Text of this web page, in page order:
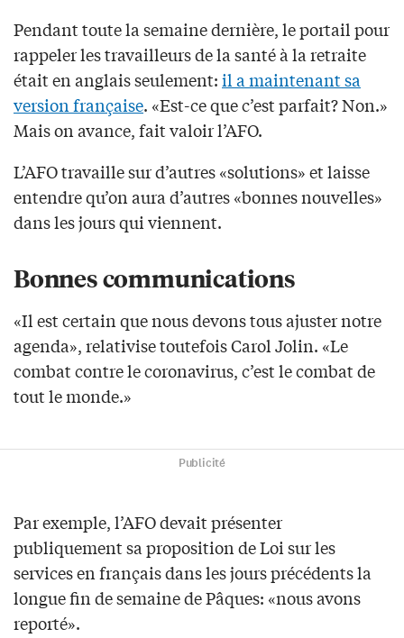
Pendant toute la semaine dernière, le portail pour
rappeler les travailleurs de la santé à la retraite
était en anglais seulement:il a maintenant sa
version française. «Est-ce que c’est parfait? Non.»
Mais on avance, fait valoir l’AFO.
L’AFO travaille sur d’autres «solutions» et laisse
entendre qu’on aura d’autres «bonnes nouvelles»
dans les jours qui viennent.
Bonnes communications
«Il est certain que nous devons tous ajuster notre
agenda», relativise toutefois Carol Jolin. «Le
combat contre le coronavirus, c’est le combat de
tout le monde.»
Publicité
Par exemple, l’AFO devait présenter
publiquement sa proposition de Loi sur les
services en français dans les jours précédents la
longue fin de semaine de Pâques: «nous avons
reporté».